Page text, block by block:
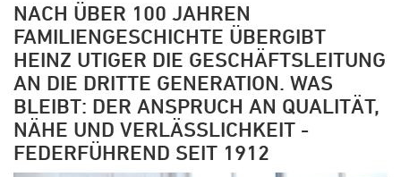
NACH ÜBER 100 JAHREN
FAMILIENGESCHICHTE ÜBERGIBT
HEINZ UTIGER DIE GESCHÄFTSLEITUNG
AN DIE DRITTE GENERATION. WAS
BLEIBT: DER ANSPRUCH AN QUALITÄT,
NÄHE UND VERLÄSSLICHKEIT -
FEDERFÜHREND SEIT 1912